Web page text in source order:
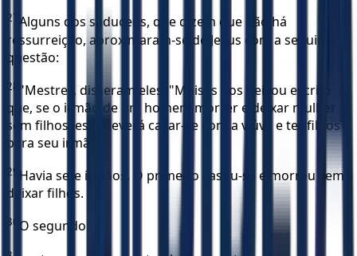
27 Alguns dos saduceus, que dizem que não há
ressurreição, aproximaram-se de Jesus com a seguinte
questão:
28 "Mestre", disseram eles, "Moisés nos deixou escrito
que, se o irmão de um homem morrer e deixar mulher
sem filhos, este deverá casar-se com a viúva e ter filhos
para seu irmão.
29 Havia sete irmãos. O primeiro casou-se e morreu sem
deixar filhos.
30 O segundo